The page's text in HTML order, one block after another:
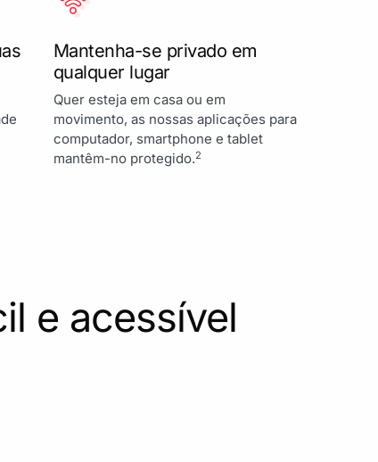
Mantenha-se privado em
qualquer lugar
Quer esteja em casa ou em
movimento, as nossas aplicações para
computador, smartphone e tablet
mantêm-no protegido.2
e acessível